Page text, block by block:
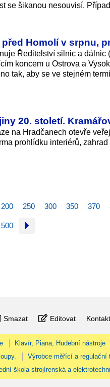
se šikanou nesouvisí.
Homolí v srpnu,
Ředitelství silnic a dálnic
koncem u Ostrova a
tak, aby se ve stejném
20. století.
na Hradčanech otevře
prohlídku interiérů,
200 250 300 350 370
500
Smazat Editovat
Klavír, Piana, Hudební nástroje
Výrobce měřící a regulační
škola strojírenská a